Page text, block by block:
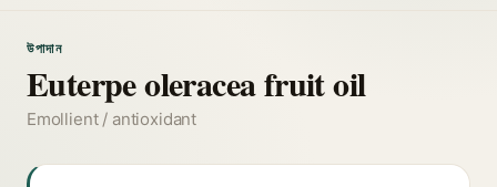
উপাদান
Euterpe oleracea fruit oil
Emollient / antioxidant